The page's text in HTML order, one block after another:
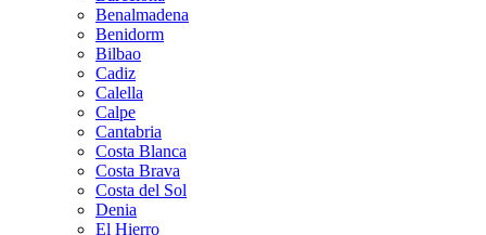
Benalmadena
Benidorm
Bilbao
Cadiz
Calella
Calpe
Cantabria
Costa Blanca
Costa Brava
Costa del Sol
Denia
El Hierro